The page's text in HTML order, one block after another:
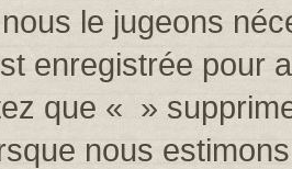
le jugeons
enregistrée pour
que « »
nous